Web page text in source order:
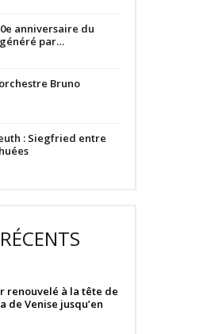
anniversaire du
par…
Bruno
: Siegfried entre
renouvelé à la tête de
de Venise jusqu’en